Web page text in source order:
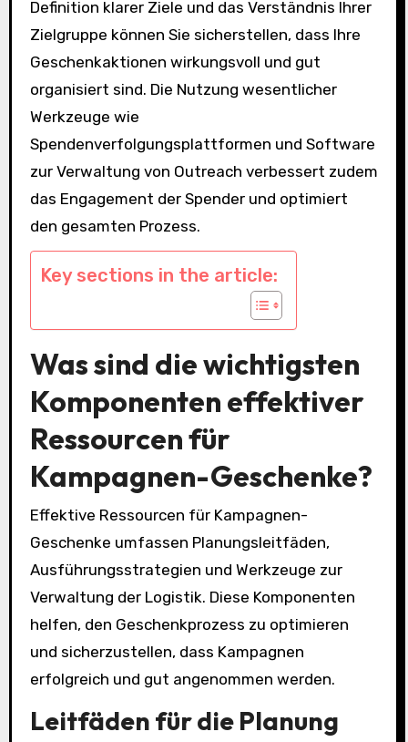
Definition klarer Ziele und das Verständnis Ihrer
Zielgruppe können Sie sicherstellen, dass Ihre
Geschenkaktionen wirkungsvoll und gut
organisiert sind. Die Nutzung wesentlicher
Werkzeuge wie
Spendenverfolgungsplattformen und Software
zur Verwaltung von Outreach verbessert zudem
das Engagement der Spender und optimiert
den gesamten Prozess.
Key sections in the article:
Was sind die wichtigsten
Komponenten effektiver
Ressourcen für
Kampagnen-Geschenke?
Effektive Ressourcen für Kampagnen-
Geschenke umfassen Planungsleitfäden,
Ausführungsstrategien und Werkzeuge zur
Verwaltung der Logistik. Diese Komponenten
helfen, den Geschenkprozess zu optimieren
und sicherzustellen, dass Kampagnen
erfolgreich und gut angenommen werden.
Leitfäden für die Planung